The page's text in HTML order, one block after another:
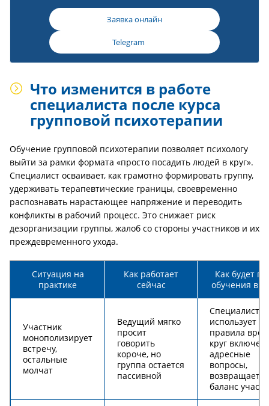
Заявка онлайн
Telegram
Что изменится в работе
специалиста после курса
групповой психотерапии
Обучение групповой психотерапии позволяет психологу
выйти за рамки формата «просто посадить людей в круг».
Специалист осваивает, как грамотно формировать группу,
удерживать терапевтические границы, своевременно
распознавать нарастающее напряжение и переводить
конфликты в рабочий процесс. Это снижает риск
дезорганизации группы, жалоб со стороны участников и их
преждевременного ухода.
Ситуация на
практике
Как работает
сейчас
Как будет
обучения в
Участник
монополизирует
встречу,
остальные
молчат
Ведущий мягко
просит
говорить
короче, но
группа остается
пассивной
Специалист
использует
правила
круг
адресные
вопросы,
возвращает
баланс